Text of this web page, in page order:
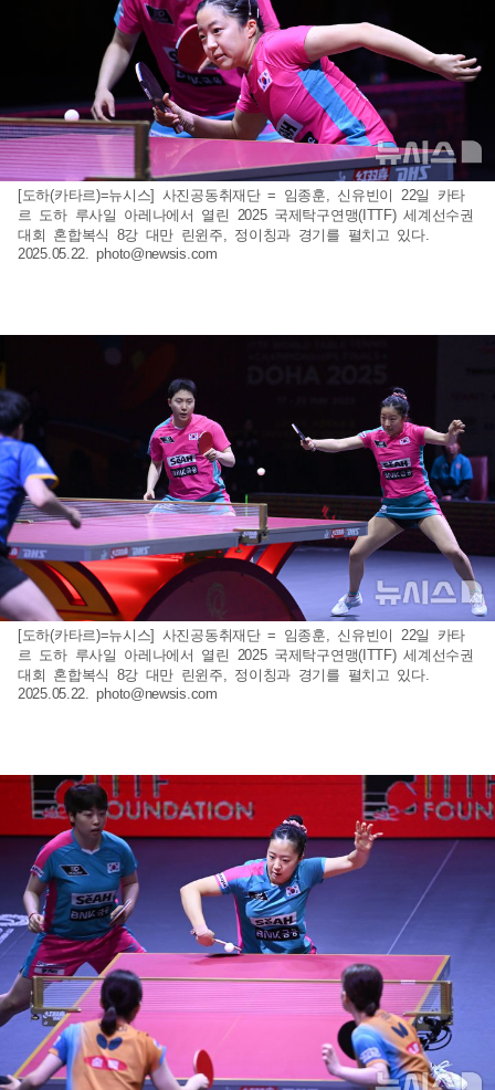
[도하(카타르)=뉴시스] 사진공동취재단 = 임종훈, 신유빈이 22일 카타
르 도하 루사일 아레나에서 열린 2025 국제탁구연맹(ITTF) 세계선수권
대회 혼합복식 8강 대만 린윈주, 정이칭과 경기를 펼치고 있다.
2025.05.22.photo@newsis.com
[도하(카타르)=뉴시스] 사진공동취재단 = 임종훈, 신유빈이 22일 카타
르 도하 루사일 아레나에서 열린 2025 국제탁구연맹(ITTF) 세계선수권
대회 혼합복식 8강 대만 린윈주, 정이칭과 경기를 펼치고 있다.
2025.05.22.photo@newsis.com